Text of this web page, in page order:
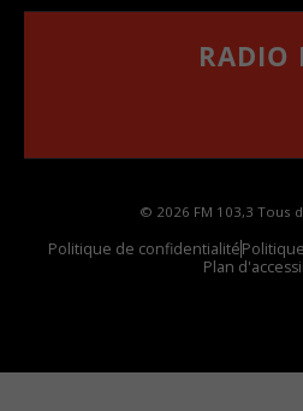
RADIO
© 2026 FM 103,3 Tous
Politique de confidentialité
Plan